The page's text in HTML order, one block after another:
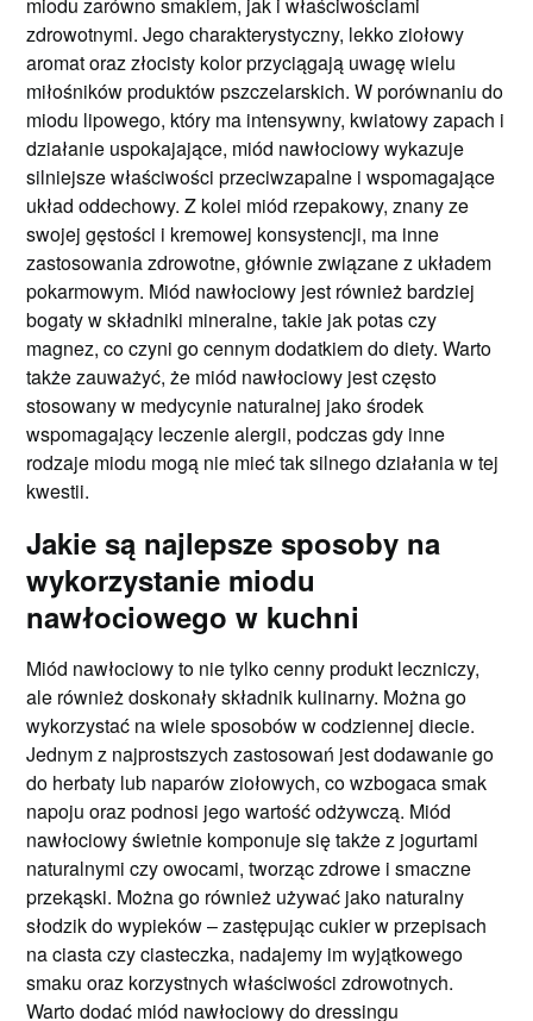
zdrowotnymi. Jego charakterystyczny, lekko ziołowy
aromat oraz złocisty kolor przyciągają uwagę wielu
miłośników produktów pszczelarskich. W porównaniu do
miodu lipowego, który ma intensywny, kwiatowy zapach i
działanie uspokajające, miód nawłociowy wykazuje
silniejsze właściwości przeciwzapalne i wspomagające
układ oddechowy. Z kolei miód rzepakowy, znany ze
swojej gęstości i kremowej konsystencji, ma inne
zastosowania zdrowotne, głównie związane z układem
pokarmowym. Miód nawłociowy jest również bardziej
bogaty w składniki mineralne, takie jak potas czy
magnez, co czyni go cennym dodatkiem do diety. Warto
także zauważyć, że miód nawłociowy jest często
stosowany w medycynie naturalnej jako środek
wspomagający leczenie alergii, podczas gdy inne
rodzaje miodu mogą nie mieć tak silnego działania w tej
kwestii.
Jakie są najlepsze sposoby na
wykorzystanie miodu
nawłociowego w kuchni
Miód nawłociowy to nie tylko cenny produkt leczniczy,
ale również doskonały składnik kulinarny. Można go
wykorzystać na wiele sposobów w codziennej diecie.
Jednym z najprostszych zastosowań jest dodawanie go
do herbaty lub naparów ziołowych, co wzbogaca smak
napoju oraz podnosi jego wartość odżywczą. Miód
nawłociowy świetnie komponuje się także z jogurtami
naturalnymi czy owocami, tworząc zdrowe i smaczne
przekąski. Można go również używać jako naturalny
słodzik do wypieków – zastępując cukier w przepisach
na ciasta czy ciasteczka, nadajemy im wyjątkowego
smaku oraz korzystnych właściwości zdrowotnych.
Warto dodać miód nawłociowy do dressingu